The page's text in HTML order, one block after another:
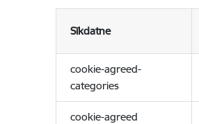
Sīkdatne
cookie-agreed-
categories
cookie-agreed